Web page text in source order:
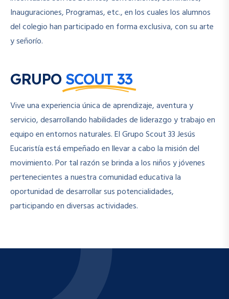
Inauguraciones, Programas, etc., en los cuales los alumnos
del colegio han participado en forma exclusiva, con su arte
y señorío.
GRUPO SCOUT 33
Vive una experiencia única de aprendizaje, aventura y
servicio, desarrollando habilidades de liderazgo y trabajo en
equipo en entornos naturales. El Grupo Scout 33 Jesús
Eucaristía está empeñado en llevar a cabo la misión del
movimiento. Por tal razón se brinda a los niños y jóvenes
pertenecientes a nuestra comunidad educativa la
oportunidad de desarrollar sus potencialidades,
participando en diversas actividades.